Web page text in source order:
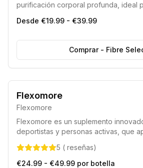
purificación corporal profunda, ideal
mejorar el bienestar general.
Desde €19.99 - €39.99
Comprar- Fibre
Formulación innovadora con
Preferido por deportistas y atletas
Flexomore
Flexomore
Flexomore es un suplemento
deportistas y personas activas, que
Ayuda a mejorar la flexibilidad,
matutina y optimiza la recuperación
5 ( reseñas)
€24.99 - €49.99 por botella